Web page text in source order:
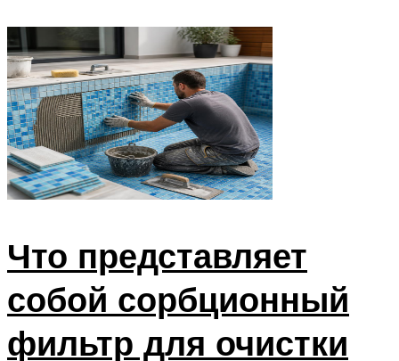
Что представляет
собой сорбционный
фильтр для очистки